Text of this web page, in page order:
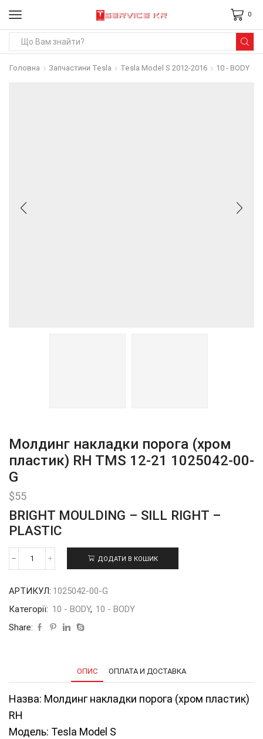
0
Головна Запчастини Tesla Tesla Model S 2012-2016 10 - BODY
Молдинг накладки порога (хром
пластик) RH TMS 12-21 1025042-00-
G
$55
BRIGHT MOULDING – SILL RIGHT –
PLASTIC
Молдинг
(хром
пластик)
RH
TMS
ДОДАТИ В КОШИК
АРТИКУЛ: 1025042-00-G
Категорії: 10 - BODY, 10 - BODY
Share:
ОПИС ОПЛАТА И ДОСТАВКА
Назва: Молдинг накладки порога (хром пластик)
RH
Модель: Tesla Model S